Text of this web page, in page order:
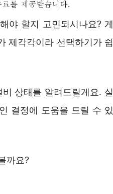
야 할지 고민되시나요? 게
제각각이라 선택하기가 쉽
상태를 알려드릴게요. 실
결정에 도움을 드릴 수 있
까요?